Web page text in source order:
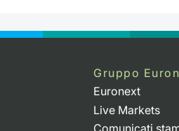
Gruppo
Euronext
Live Markets